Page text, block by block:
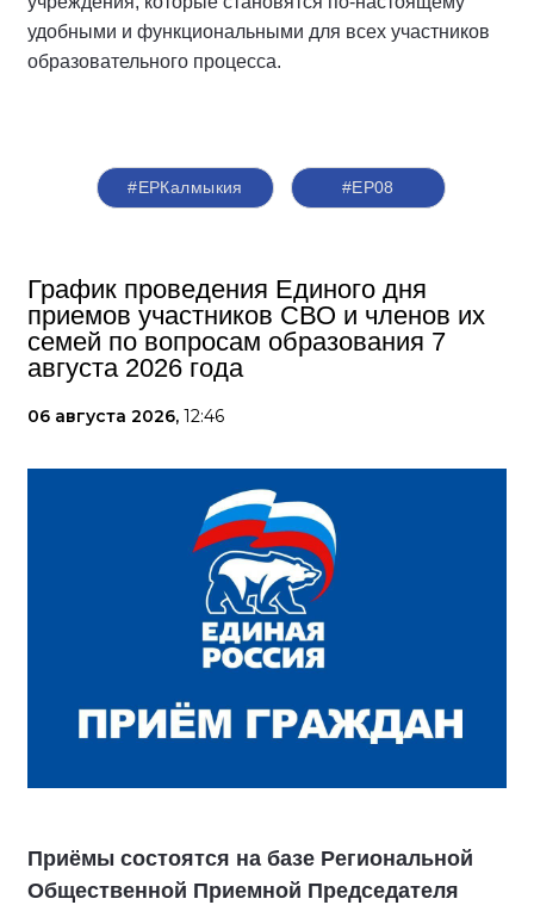
удобными и функциональными для всех участников
образовательного процесса.
#ЕРКалмыкия #ЕР08
График проведения Единого дня
приемов участников СВО и членов их
семей по вопросам образования 7
августа 2026 года
06 августа 2026, 12:46
Приёмы состоятся на базе Региональной
Общественной Приемной Председателя